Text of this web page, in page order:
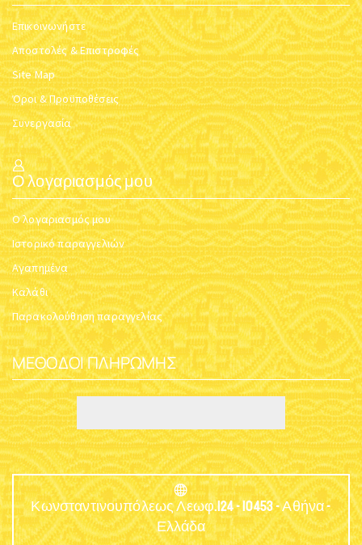
Επικοινωνήστε
Αποστολές & Επιστροφές
Site Map
Όροι & Προϋποθέσεις
Συνεργασία
Ο λογαριασμός μου
Ο λογαριασμός μου
Ιστορικό παραγγελιών
Αγαπημένα
Καλάθι
Παρακολούθηση παραγγελίας
ΜΈΘΟΔΟΙ ΠΛΗΡΩΜΉΣ
Κωνσταντινουπόλεως Λεωφ.124 - 10453 - Αθήνα -
Ελλάδα